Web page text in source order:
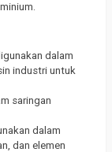
dalam
industri untuk
saringan
dalam
dan elemen